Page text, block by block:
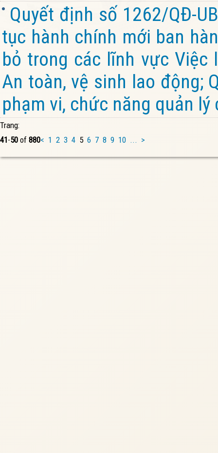
Quyết định số 1262/QĐ-
tục hành chính mới ban
bỏ trong các lĩnh vực Việc
An toàn, vệ sinh lao động;
phạm vi, chức năng quản
Trang:
41-50 of 880< 1 2 3 4 5 6 7 8 9 10 ... >